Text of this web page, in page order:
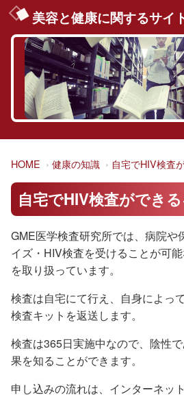
美容と健康に関するサイ
HOME 健康の知識 自宅でHIV検査
自宅でHIV検査ができ
GME医学検査研究所では、病院や
イズ・HIV検査を受けることが可
を取り扱っています。
検査は自宅にて行え、自身によっ
検査キットを返送します。
検査は365日実施中なので、陰性
果を知ることができます。
申し込みの流れは、インターネッ